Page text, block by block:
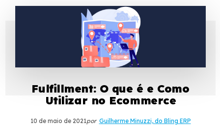
Fulfillment: O que é e Como
Utilizar no Ecommerce
10 de maio de 2021por Guilherme Minuzzi, do Bling ERP